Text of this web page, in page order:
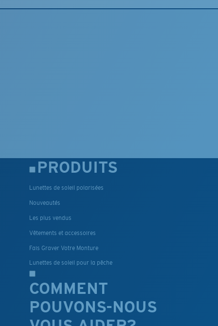
PRODUITS
Lunettes de soleil polarisées
Nouveautés
Les plus vendus
Vêtements et accessoires
Fais Graver Votre Monture
Lunettes de soleil pour la pêche
COMMENT
POUVONS-NOUS